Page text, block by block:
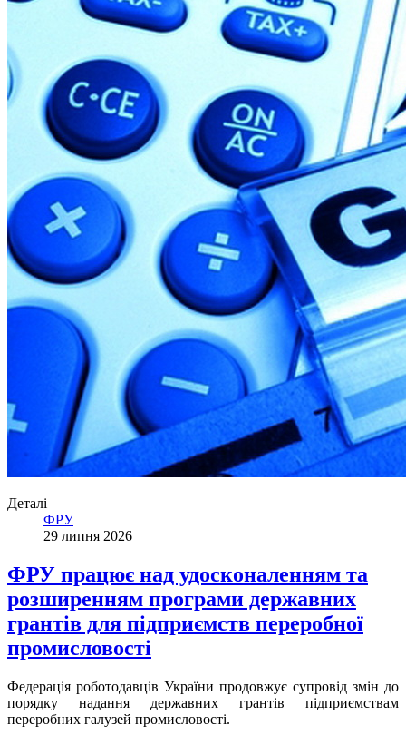
Деталі
ФРУ
29 липня 2026
ФРУ працює над удосконаленням та
розширенням програми державних
грантів для підприємств переробної
промисловості
Федерація роботодавців України продовжує супровід змін до
порядку надання державних грантів підприємствам
переробних галузей промисловості.